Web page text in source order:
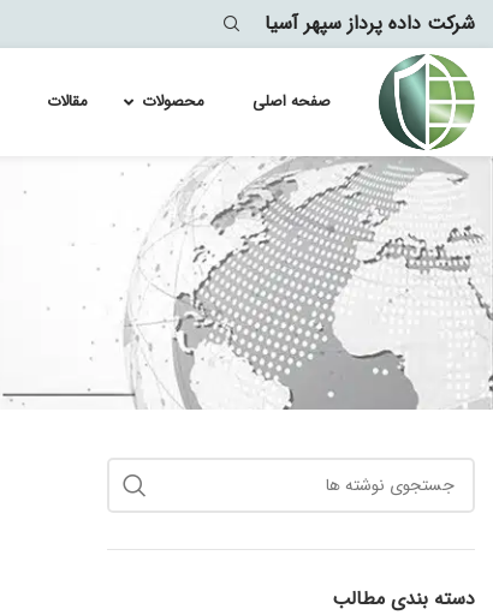
شرکت داده پرداز سپهر آسیا
صفحه اصلی محصولات مقالات
دسته بندی مطالب